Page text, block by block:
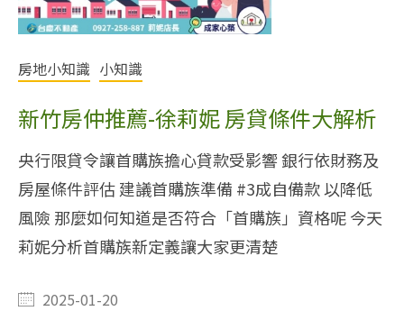
房地小知識 小知識
新竹房仲推薦-徐莉妮 房貸條件大解析
央行限貸令讓首購族擔心貸款受影響 銀行依財務及
房屋條件評估 建議首購族準備 #3成自備款 以降低
風險 那麼如何知道是否符合「首購族」資格呢 今天
莉妮分析首購族新定義讓大家更清楚
2025-01-20